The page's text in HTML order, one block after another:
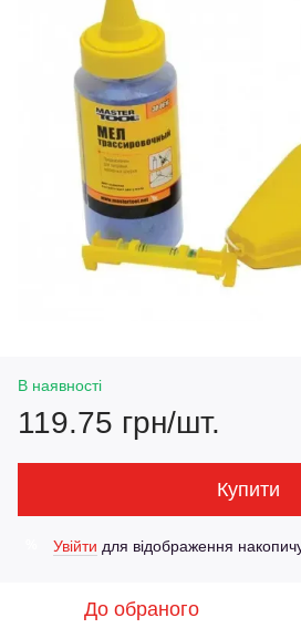
В наявності
119.75 грн/шт.
Купити
Увійти для відображення
До обраного